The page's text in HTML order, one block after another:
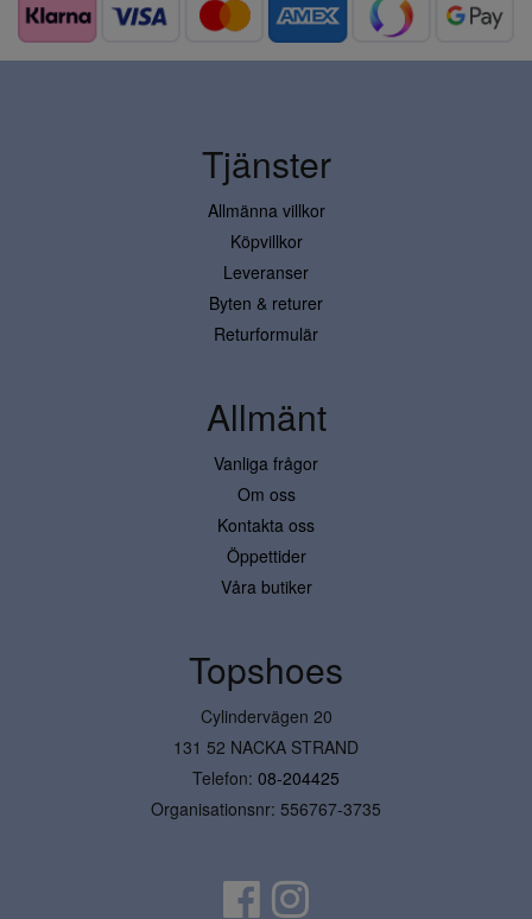
Tjänster
Allmänna villkor
Köpvillkor
Leveranser
Byten & returer
Returformulär
Allmänt
Vanliga frågor
Om oss
Kontakta oss
Öppettider
Våra butiker
Topshoes
Cylindervägen 20
131 52 NACKA STRAND
Telefon: 08-204425
Organisationsnr: 556767-3735